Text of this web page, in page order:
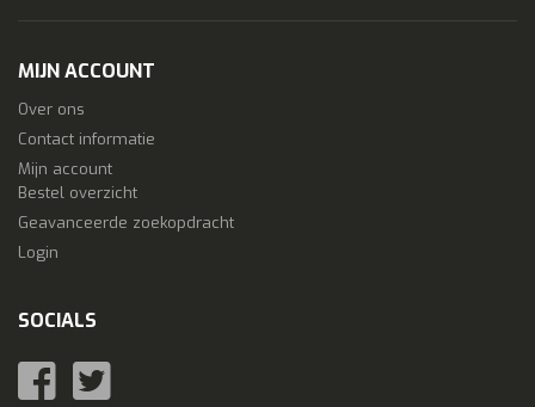
onze
nieuwsbrief:
MIJN ACCOUNT
Over ons
Contact informatie
Mijn account
Bestel overzicht
Geavanceerde zoekopdracht
Login
SOCIALS